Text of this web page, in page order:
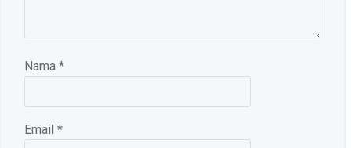
Nama *
Email *